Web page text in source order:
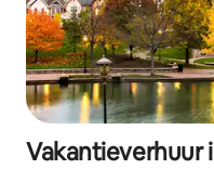
Vakantieverhuur